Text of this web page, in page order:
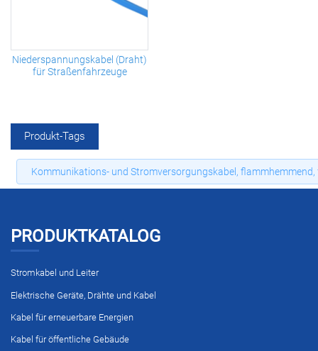
Niederspannungskabel (Draht)
für Straßenfahrzeuge
Produkt-Tags
Kommunikations- und Stromversorgungskabel, flammhemmend,
PRODUKTKATALOG
Stromkabel und Leiter
Elektrische Geräte, Drähte und Kabel
Kabel für erneuerbare Energien
Kabel für öffentliche Gebäude